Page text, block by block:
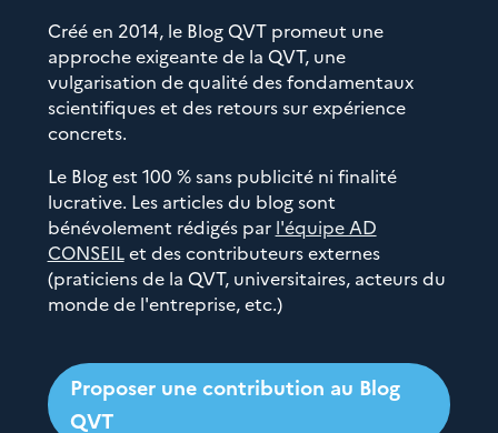
Créé en 2014, le Blog QVT promeut une
approche exigeante de la QVT, une
vulgarisation de qualité des fondamentaux
scientifiques et des retours sur expérience
concrets.
Le Blog est 100 % sans publicité ni finalité
lucrative. Les articles du blog sont
bénévolement rédigés par l'équipe AD
CONSEILet des contributeurs externes
(praticiens de la QVT, universitaires, acteurs du
monde de l'entreprise, etc.)
Proposer une contribution au Blog
QVT